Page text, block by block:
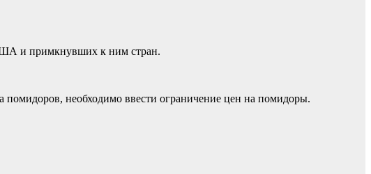
и примкнувших к ним стран.
необходимо ввести ограничение цен на помидоры.